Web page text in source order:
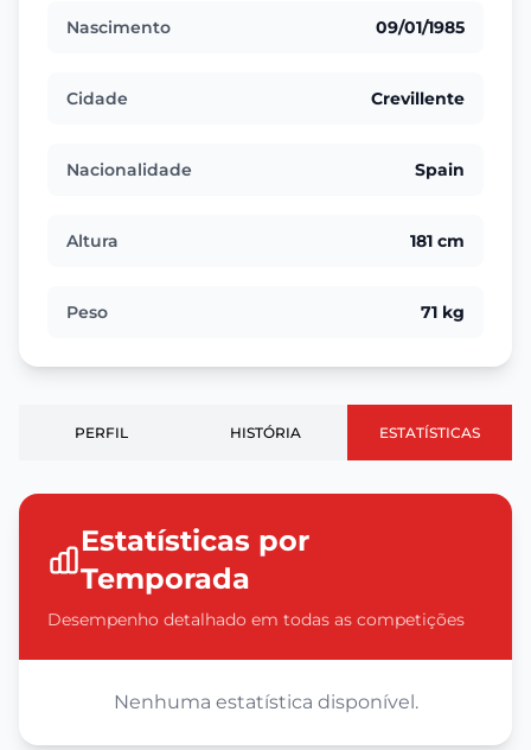
Nascimento 09/01/1985
Cidade Crevillente
Nacionalidade Spain
Altura 181 cm
Peso 71 kg
PERFIL HISTÓRIA ESTATÍSTICAS
Estatísticas por
Temporada
Desempenho detalhado em todas as competições
Nenhuma estatística disponível.